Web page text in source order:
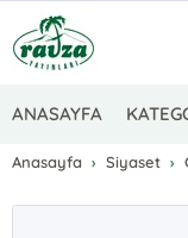
ANASAYFA
Anasayfa Siyaset